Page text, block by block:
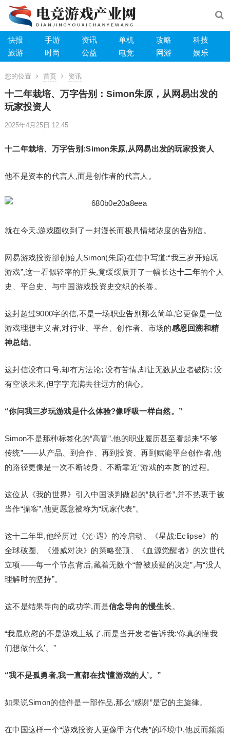
快报 手游 资讯 单机 攻略
科技
旅游
时尚 公益 电竞 网游 娱乐
您的位置 首页 资讯
十二年栽培、万字告别：Simon朱原，从网易出发的
玩家投资人
2025年4月25日 12:45
十二年栽培、万字告别:Simon朱原,从网易出发的玩家投资人
他不是资本的代言人,而是创作者的代言人。
就在今天,游戏圈收到了一封漫长而极具情绪浓度的告别信。
网易游戏投资部创始人Simon(朱原)在信中写道:“我三岁开始玩
游戏”,这一看似轻率的开头,竟缓缓展开了一幅长达十二年的个人
史、平台史、与中国游戏投资史交织的长卷。
这封超过9000字的信,不是一场职业告别那么简单,它更像是一位
游戏理想主义者,对行业、平台、创作者、市场的感恩回溯和精
神总结。
这封信没有口号,却有方法论; 没有苦情,却让无数从业者破防; 没
有空谈未来,但字字充满去往远方的信心。
“你问我三岁玩游戏是什么体验?像呼吸一样自然。”
Simon不是那种标签化的“高管”,他的职业履历甚至看起来“不够
传统”——从产品、到合作、再到投资、再到赋能平台创作者,他
的路径更像是一次不断转身、不断靠近“游戏的本质”的过程。
这位从《我的世界》引入中国谈判做起的“执行者”,并不热衷于被
当作“掮客”,他更愿意被称为“玩家代表”。
这十二年里,他经历过《光·遇》的冷启动、《星战:Eclipse》的
全球破圈、《漫威对决》的策略登顶、《血源觉醒者》的次世代
立项——每一个节点背后,藏着无数个“曾被质疑的决定”,与“没人
理解时的坚持”。
这不是结果导向的成功学,而是信念导向的慢生长。
“我最欣慰的不是游戏上线了,而是当开发者告诉我:‘你真的懂我
们想做什么’。”
“我不是孤勇者,我一直都在找‘懂游戏的人’。”
如果说Simon的信件是一部作品,那么“感谢”是它的主旋律。
在中国这样一个“游戏投资人更像甲方代表”的环境中,他反而频频